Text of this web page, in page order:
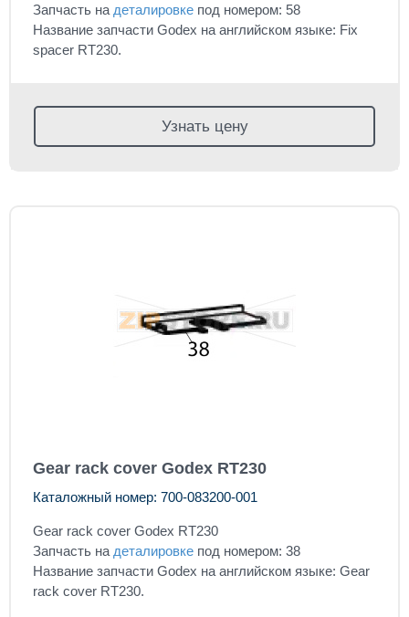
Запчасть на деталировке под номером: 58
Название запчасти Godex на английском языке: Fix
spacer RT230.
Узнать цену
Gear rack cover Godex RT230
Каталожный номер: 700-083200-001
Gear rack cover Godex RT230
Запчасть на деталировке под номером: 38
Название запчасти Godex на английском языке: Gear
rack cover RT230.